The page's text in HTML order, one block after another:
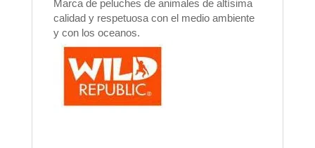
Marca de peluches de animales de altísima
calidad y respetuosa con el medio ambiente
y con los oceanos.